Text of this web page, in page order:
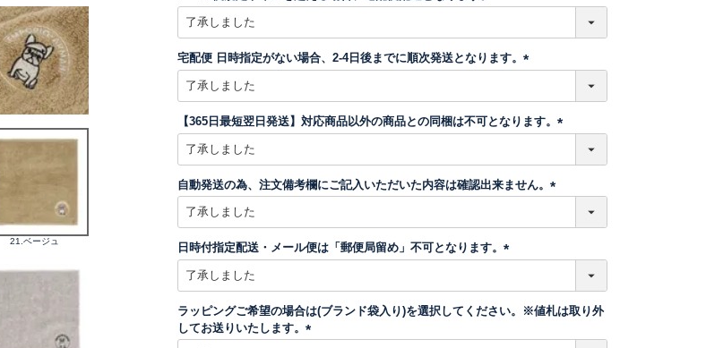
21.ベージュ
)
須
)
宅配便 日時指定がない場合、2-4日後までに順次発送となります。
須
)
【365日最短翌日発送】対応商品以外の商品との同梱は不可となります。
)
自動発送の為、注文備考欄にご記入いただいた内容は確認出来ません。
)
日時付指定配送・メール便は「郵便局留め」不可となります。
)
ラッピングご希望の場合は(ブランド袋入り)を選択してください。※値札は取り外
してお送りいたします。